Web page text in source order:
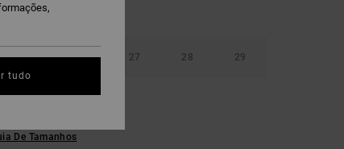
25 26 27 28 29
31
De Tamanhos
tudo